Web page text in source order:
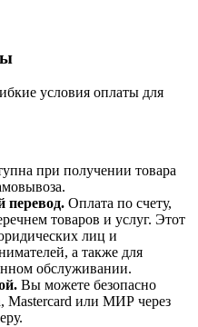
условия оплаты для
при получении товара
перевод. Оплата по счету,
товаров и услуг. Этот
лиц и
а также для
обслуживании.
Вы можете безопасно
Mastercard или МИР через